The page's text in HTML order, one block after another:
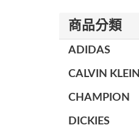
商品分類
ADIDAS
CALVIN KLEIN
CHAMPION
DICKIES